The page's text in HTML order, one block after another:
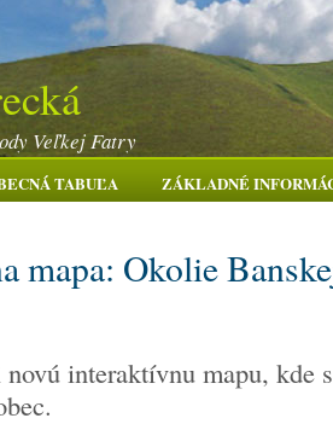
Veľkej Fatry
TABUĽA ZÁKLADNÉ
mapa: Okolie
interaktívnu mapu, kde